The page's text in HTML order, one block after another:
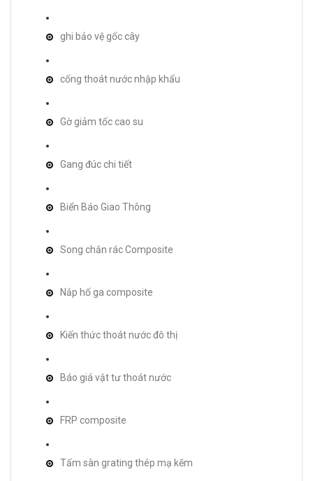
ghi bảo vệ gốc cây
cống thoát nước nhập khẩu
Gờ giảm tốc cao su
Gang đúc chi tiết
Biển Báo Giao Thông
Song chắn rác Composite
Nắp hố ga composite
Kiến thức thoát nước đô thị
Báo giá vật tư thoát nước
FRP composite
Tấm sàn grating thép mạ kẽm